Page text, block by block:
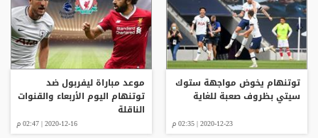
توتنهام يخوض مواجهة ستوك
سيتي بظروف صعبة للغاية
2020-12-23 | 02:35 م
موعد مباراة ليفربول ضد
توتنهام اليوم الأربعاء والقنوات
الناقلة
2020-12-16 | 02:47 م